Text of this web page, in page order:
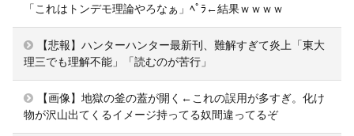
「これはトンデモ理論やろなぁ」ﾍﾟﾗ←結果ｗｗｗｗ
【悲報】ハンターハンター最新刊、難解すぎて炎上「東大
理三でも理解不能」「読むのが苦行」
【画像】地獄の釜の蓋が開く←これの誤用が多すぎ。化け
物が沢山出てくるイメージ持ってる奴間違ってるぞ